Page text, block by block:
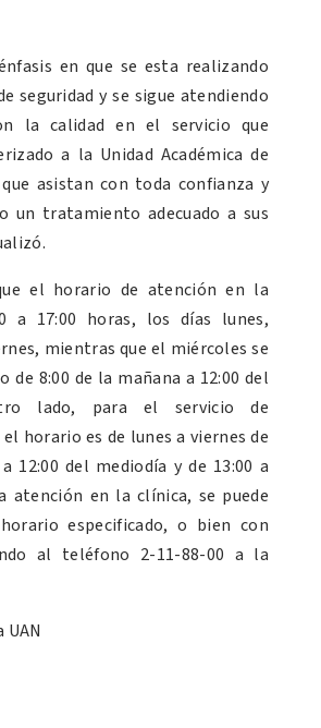
en que se esta realizando
seguridad y se sigue atendiendo
la calidad en el servicio que
a la Unidad Académica de
asistan con toda confianza y
un tratamiento adecuado a sus
el horario de atención en la
a 17:00 horas, los días lunes,
mientras que el miércoles se
de 8:00 de la mañana a 12:00 del
lado, para el servicio de
horario es de lunes a viernes de
12:00 del mediodía y de 13:00 a
atención en la clínica, se puede
especificado, o bien con
al teléfono 2-11-88-00 a la
UAN